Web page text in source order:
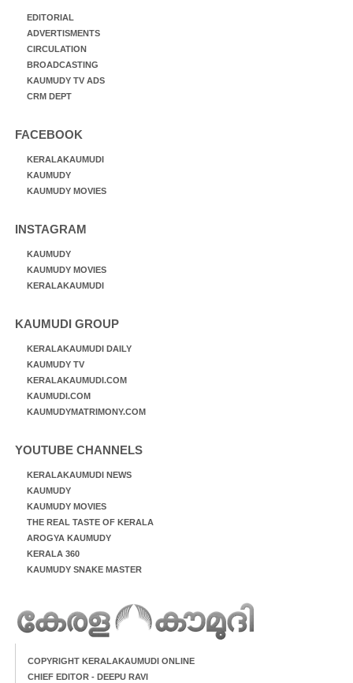
EDITORIAL
ADVERTISMENTS
CIRCULATION
BROADCASTING
KAUMUDY TV ADS
CRM DEPT
FACEBOOK
KERALAKAUMUDI
KAUMUDY
KAUMUDY MOVIES
INSTAGRAM
KAUMUDY
KAUMUDY MOVIES
KERALAKAUMUDI
KAUMUDI GROUP
KERALAKAUMUDI DAILY
KAUMUDY TV
KERALAKAUMUDI.COM
KAUMUDI.COM
KAUMUDYMATRIMONY.COM
YOUTUBE CHANNELS
KERALAKAUMUDI NEWS
KAUMUDY
KAUMUDY MOVIES
THE REAL TASTE OF KERALA
AROGYA KAUMUDY
KERALA 360
KAUMUDY SNAKE MASTER
COPYRIGHT KERALAKAUMUDI ONLINE
CHIEF EDITOR - DEEPU RAVI